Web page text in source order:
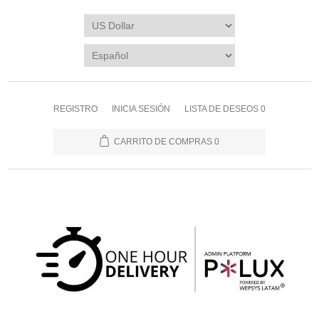
REGISTRO INICIA SESIÓN LISTA DE DESEOS 0
CARRITO DE COMPRAS 0